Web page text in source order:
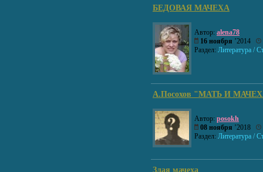
БЕДОВАЯ МАЧЕХА
Автор: alena78
16 ноября ’2014
Раздел: Литература /
А.Посохов "МАТЬ И
Автор: posokh
08 ноября ’2018
Раздел: Литература /
Злая мачеха